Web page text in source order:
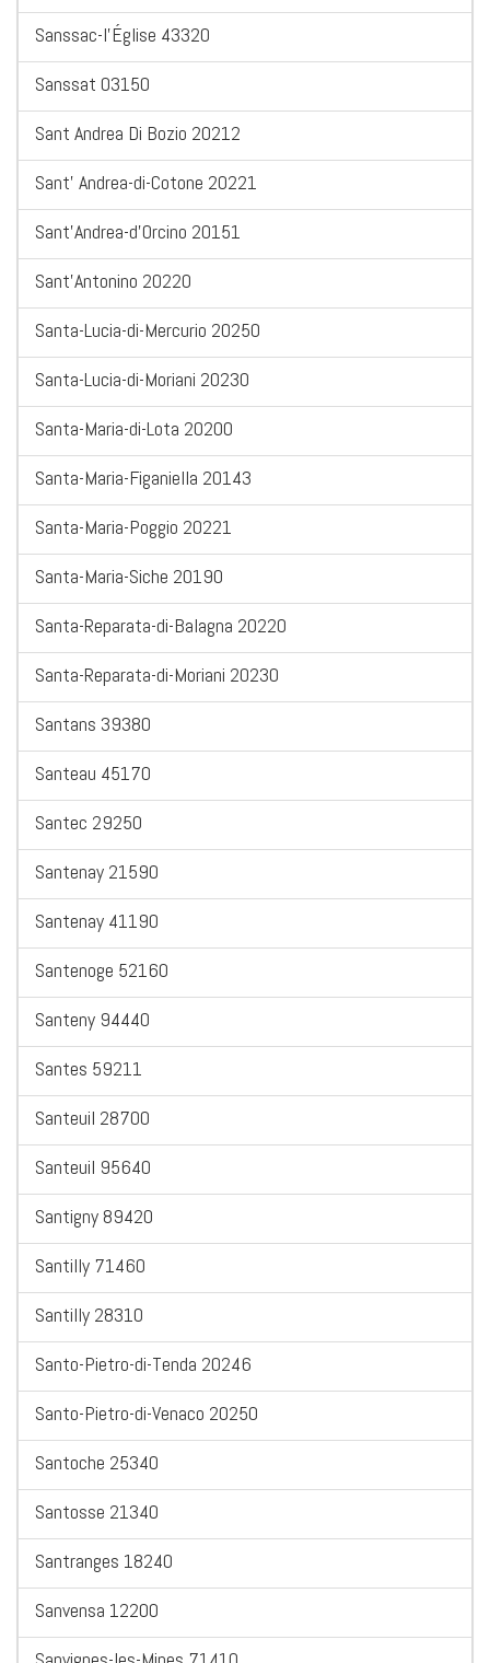
Sanssac-l'Église 43320
Sanssat 03150
Sant Andrea Di Bozio 20212
Sant' Andrea-di-Cotone 20221
Sant'Andrea-d'Orcino 20151
Sant'Antonino 20220
Santa-Lucia-di-Mercurio 20250
Santa-Lucia-di-Moriani 20230
Santa-Maria-di-Lota 20200
Santa-Maria-Figaniella 20143
Santa-Maria-Poggio 20221
Santa-Maria-Siche 20190
Santa-Reparata-di-Balagna 20220
Santa-Reparata-di-Moriani 20230
Santans 39380
Santeau 45170
Santec 29250
Santenay 21590
Santenay 41190
Santenoge 52160
Santeny 94440
Santes 59211
Santeuil 28700
Santeuil 95640
Santigny 89420
Santilly 71460
Santilly 28310
Santo-Pietro-di-Tenda 20246
Santo-Pietro-di-Venaco 20250
Santoche 25340
Santosse 21340
Santranges 18240
Sanvensa 12200